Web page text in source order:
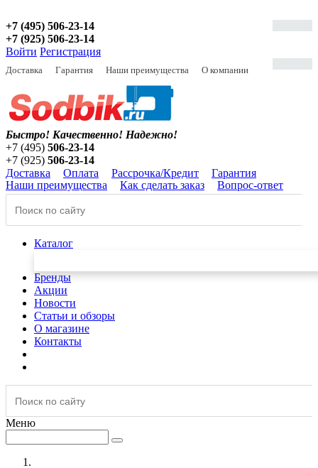
+7 (495) 506-23-14
+7 (925) 506-23-14
Войти Регистрация
Доставка Гарантия Наши преимущества О компании
Быстро! Качественно! Надежно!
+7 (495) 506-23-14
+7 (925) 506-23-14
Доставка
Оплата Рассрочка/Кредит
Гарантия
Наши преимущества
Как сделать заказ Вопрос-ответ
Каталог
Бренды
Акции
Новости
Статьи и обзоры
О магазине
Контакты
Меню